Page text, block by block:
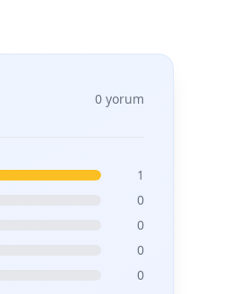
0 yorum
1
0
0
0
0